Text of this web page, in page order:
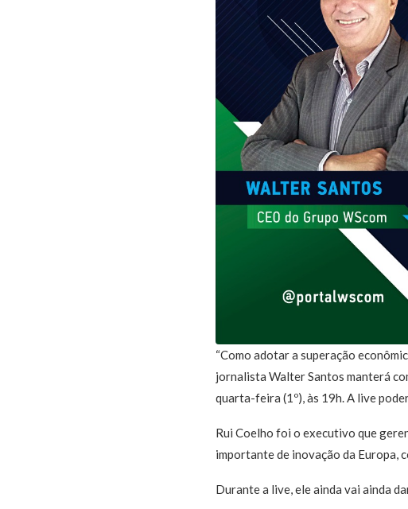
“Como adotar a superação
jornalista Walter Santos manterá
quarta-feira (1º), às 19h. A live
Rui Coelho foi o executivo que
importante de inovação da Europa,
Durante a live, ele ainda vai ainda